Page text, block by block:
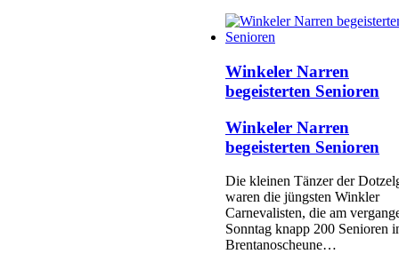
Winkeler Narren
begeisterten Senioren
Winkeler Narren
begeisterten Senioren
Die kleinen Tänzer der
waren die jüngsten Winkler
Carnevalisten, die am
Sonntag knapp 200 Senioren
Brentanoscheune…